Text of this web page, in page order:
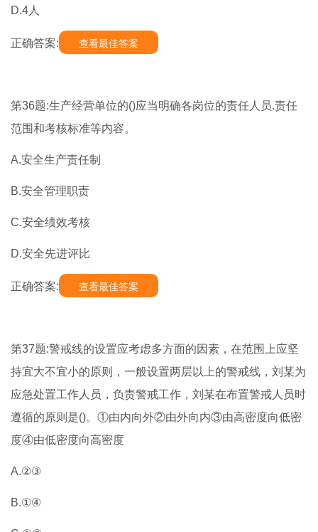
D.4人
正确答案: 查看最佳答案
第36题:生产经营单位的()应当明确各岗位的责任人员.责任
范围和考核标准等内容。
A.安全生产责任制
B.安全管理职责
C.安全绩效考核
D.安全先进评比
正确答案: 查看最佳答案
第37题:警戒线的设置应考虑多方面的因素，在范围上应坚
持宜大不宜小的原则，一般设置两层以上的警戒线，刘某为
应急处置工作人员，负责警戒工作，刘某在布置警戒人员时
遵循的原则是()。①由内向外②由外向内③由高密度向低密
度④由低密度向高密度
A.②③
B.①④